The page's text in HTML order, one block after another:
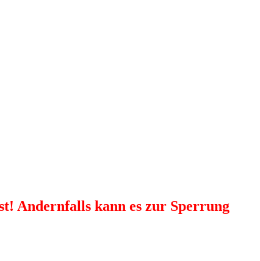
Andernfalls kann es zur Sperrung